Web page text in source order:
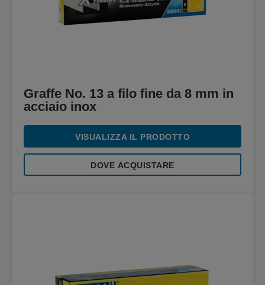
Graffe No. 13 a filo fine da 8 mm in
acciaio inox
VISUALIZZA IL PRODOTTO
DOVE ACQUISTARE